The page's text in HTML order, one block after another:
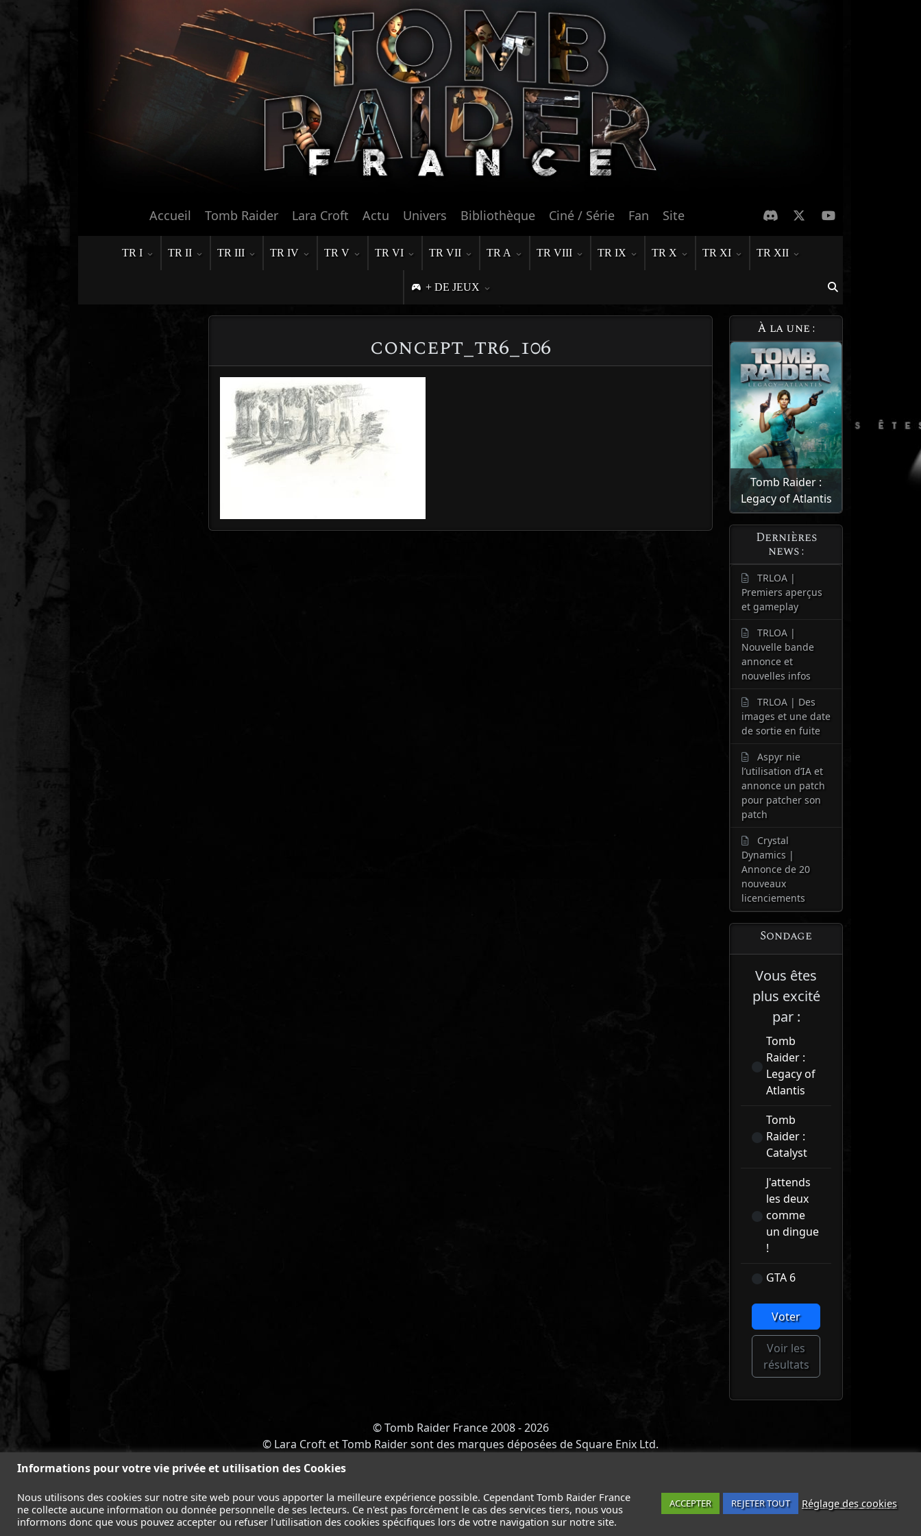
Accueil Tomb Raider Lara Croft Actu Univers Bibliothèque Ciné / Série Fan Site
TR I TR II TR III TR IV TR V TR VI TR VII TR A TR VIII TR IX TR X TR XI TR XII
+ DE JEUX
concept_tr6_106
À la une :
Tomb Raider :
Legacy of Atlantis
Dernières
news :
TRLOA |
Premiers aperçus
et gameplay
TRLOA |
Nouvelle bande
annonce et
nouvelles infos
TRLOA | Des
images et une date
de sortie en fuite
Aspyr nie
l’utilisation d’IA et
annonce un patch
pour patcher son
patch
Crystal
Dynamics |
Annonce de 20
nouveaux
licenciements
Sondage
Vous êtes
plus excité
par :
Tomb
Raider :
Legacy of
Atlantis
Tomb
Raider :
Catalyst
J'attends
les deux
comme
un dingue
!
GTA 6
Voter
Voir les
résultats
Informations pour votre vie privée et utilisation des Cookies
Nous utilisons des cookies sur notre site web pour vous apporter la meilleure expérience possible. Cependant Tomb Raider France
ne collecte aucune information ou donnée personnelle de ses lecteurs. Ce n'est pas forcément le cas des services tiers, nous vous
informons donc que vous pouvez accepter ou refuser l'utilisation des cookies spécifiques lors de votre navigation sur notre site.
ACCEPTER REJETER TOUT Réglage des cookies
© Tomb Raider France 2008 - 2026
© Lara Croft et Tomb Raider sont des marques déposées de Square Enix Ltd.
ACCUEIL
TOMB RAIDER - LEGACY OF ATLANTIS